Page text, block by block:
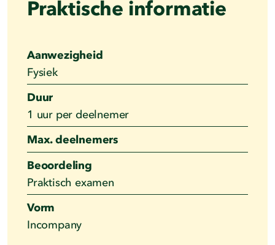
Praktische informatie
Aanwezigheid
Fysiek
Duur
1 uur per deelnemer
Max. deelnemers
Beoordeling
Praktisch examen
Vorm
Incompany